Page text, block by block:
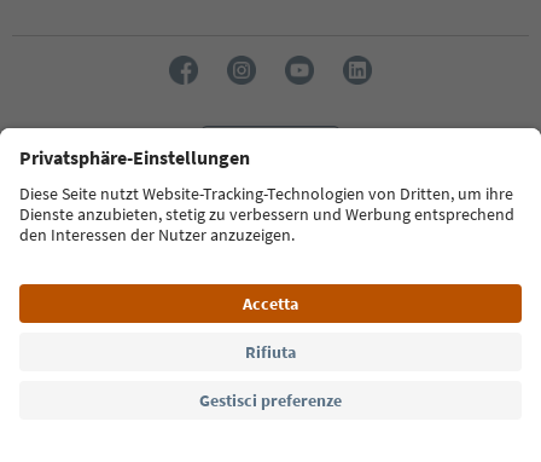
Südtirol Guide App